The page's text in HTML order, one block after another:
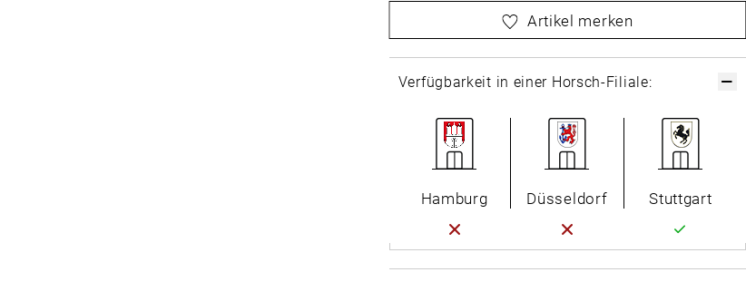
wählen Sie zuerst Ihre Größe aus
Artikel merken
Verfügbarkeit in einer Horsch-Filiale:
Hamburg Düsseldorf Stuttgart